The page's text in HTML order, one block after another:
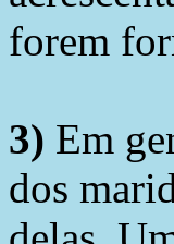
forem
3) Em
dos